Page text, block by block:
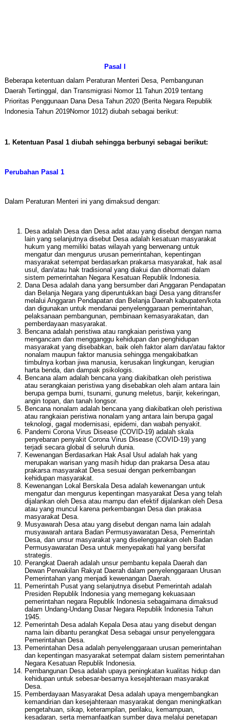
Pasal I
Beberapa ketentuan dalam Peraturan Menteri Desa, Pembangunan
Daerah Tertinggal, dan Transmigrasi Nomor 11 Tahun 2019 tentang
Prioritas Penggunaan Dana Desa Tahun 2020 (Berita Negara Republik
Indonesia Tahun 2019Nomor 1012) diubah sebagai berikut:
1. Ketentuan Pasal 1 diubah sehingga berbunyi sebagai berikut:
Perubahan Pasal 1
Dalam Peraturan Menteri ini yang dimaksud dengan:
Desa adalah Desa dan Desa adat atau yang disebut dengan nama
lain yang selanjutnya disebut Desa adalah kesatuan masyarakat
hukum yang memiliki batas wilayah yang berwenang untuk
mengatur dan mengurus urusan pemerintahan, kepentingan
masyarakat setempat berdasarkan prakarsa masyarakat, hak asal
usul, dan/atau hak tradisional yang diakui dan dihormati dalam
sistem pemerintahan Negara Kesatuan Republik Indonesia.
Dana Desa adalah dana yang bersumber dari Anggaran Pendapatan
dan Belanja Negara yang diperuntukkan bagi Desa yang ditransfer
melalui Anggaran Pendapatan dan Belanja Daerah kabupaten/kota
dan digunakan untuk mendanai penyelenggaraan pemerintahan,
pelaksanaan pembangunan, pembinaan kemasyarakatan, dan
pemberdayaan masyarakat.
Bencana adalah peristiwa atau rangkaian peristiwa yang
mengancam dan mengganggu kehidupan dan penghidupan
masyarakat yang disebabkan, baik oleh faktor alam dan/atau faktor
nonalam maupun faktor manusia sehingga mengakibatkan
timbulnya korban jiwa manusia, kerusakan lingkungan, kerugian
harta benda, dan dampak psikologis.
Bencana alam adalah bencana yang diakibatkan oleh peristiwa
atau serangkaian peristiwa yang disebabkan oleh alam antara lain
berupa gempa bumi, tsunami, gunung meletus, banjir, kekeringan,
angin topan, dan tanah longsor.
Bencana nonalam adalah bencana yang diakibatkan oleh peristiwa
atau rangkaian peristiwa nonalam yang antara lain berupa gagal
teknologi, gagal modernisasi, epidemi, dan wabah penyakit.
Pandemi Corona Virus Disease (COVID-19) adalah skala
penyebaran penyakit Corona Virus Disease (COVID-19) yang
terjadi secara global di seluruh dunia.
Kewenangan Berdasarkan Hak Asal Usul adalah hak yang
merupakan warisan yang masih hidup dan prakarsa Desa atau
prakarsa masyarakat Desa sesuai dengan perkembangan
kehidupan masyarakat.
Kewenangan Lokal Berskala Desa adalah kewenangan untuk
mengatur dan mengurus kepentingan masyarakat Desa yang telah
dijalankan oleh Desa atau mampu dan efektif dijalankan oleh Desa
atau yang muncul karena perkembangan Desa dan prakasa
masyarakat Desa.
Musyawarah Desa atau yang disebut dengan nama lain adalah
musyawarah antara Badan Permusyawaratan Desa, Pemerintah
Desa, dan unsur masyarakat yang diselenggarakan oleh Badan
Permusyawaratan Desa untuk menyepakati hal yang bersifat
strategis.
Perangkat Daerah adalah unsur pembantu kepala Daerah dan
Dewan Perwakilan Rakyat Daerah dalam penyelenggaraan Urusan
Pemerintahan yang menjadi kewenangan Daerah.
Pemerintah Pusat yang selanjutnya disebut Pemerintah adalah
Presiden Republik Indonesia yang memegang kekuasaan
pemerintahan negara Republik Indonesia sebagaimana dimaksud
dalam Undang-Undang Dasar Negara Republik Indonesia Tahun
1945.
Pemerintah Desa adalah Kepala Desa atau yang disebut dengan
nama lain dibantu perangkat Desa sebagai unsur penyelenggara
Pemerintahan Desa.
Pemerintahan Desa adalah penyelenggaraan urusan pemerintahan
dan kepentingan masyarakat setempat dalam sistem pemerintahan
Negara Kesatuan Republik Indonesia.
Pembangunan Desa adalah upaya peningkatan kualitas hidup dan
kehidupan untuk sebesar-besarnya kesejahteraan masyarakat
Desa.
Pemberdayaan Masyarakat Desa adalah upaya mengembangkan
kemandirian dan kesejahteraan masyarakat dengan meningkatkan
pengetahuan, sikap, keterampilan, perilaku, kemampuan,
kesadaran, serta memanfaatkan sumber daya melalui penetapan